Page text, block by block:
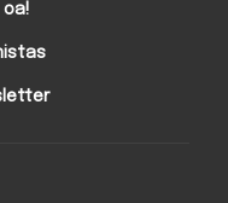
oa!